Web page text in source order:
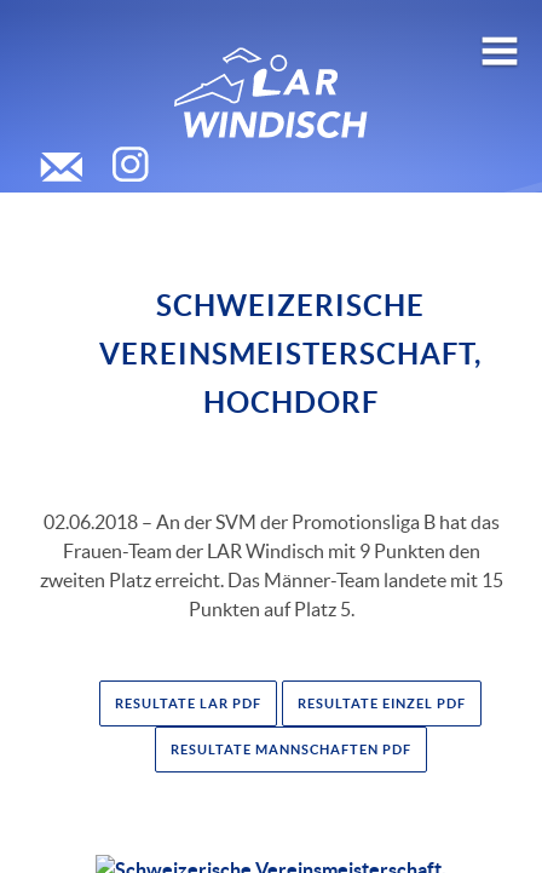
SCHWEIZERISCHE
VEREINSMEISTERSCHAFT,
HOCHDORF
02.06.2018 – An der SVM der Promotionsliga B hat das
Frauen-Team der LAR Windisch mit 9 Punkten den
zweiten Platz erreicht. Das Männer-Team landete mit 15
Punkten auf Platz 5.
RESULTATE LAR PDF RESULTATE EINZEL PDF
RESULTATE MANNSCHAFTEN PDF